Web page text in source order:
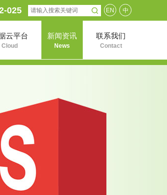
EN 中
025
云平台
Cloud
新闻资讯
News
联系我们
Contact